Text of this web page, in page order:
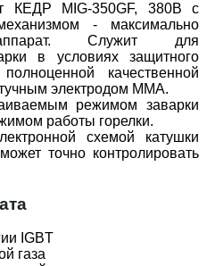
КЕДР MIG-350GF, 380В с
- максимально
аппарат. Служит для
в условиях защитного
качественной
электродом ММА.
режимом заварки
работы горелки.
схемой катушки
точно контролировать
IGBT
газа